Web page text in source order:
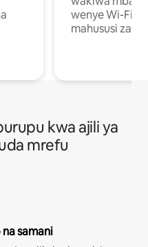
wenye Wi-Fi
mahususi za
kwa ajili ya
mrefu
samani